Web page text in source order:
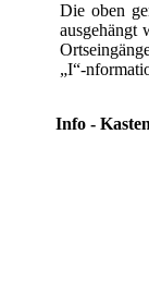
Die oben
ausgehängt
„I“-
Info -